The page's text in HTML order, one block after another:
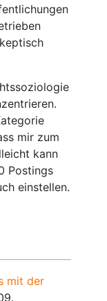
mir zum
kann
Postings
einstellen.
mit der